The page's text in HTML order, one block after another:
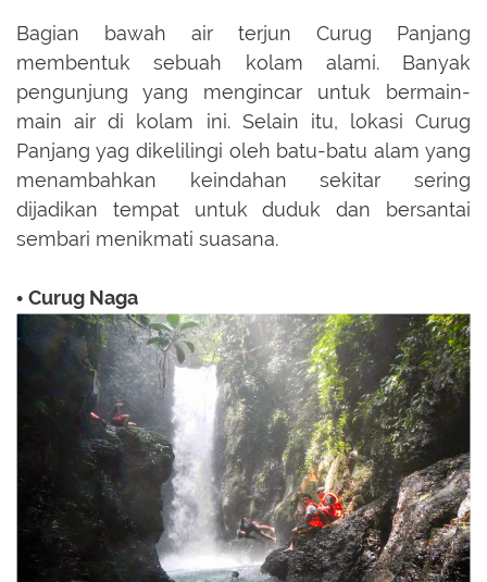
Bagian bawah air terjun Curug Panjang
membentuk sebuah kolam alami. Banyak
pengunjung yang mengincar untuk bermain-
main air di kolam ini. Selain itu, lokasi Curug
Panjang yag dikelilingi oleh batu-batu alam yang
menambahkan keindahan sekitar sering
dijadikan tempat untuk duduk dan bersantai
sembari menikmati suasana.
• Curug Naga